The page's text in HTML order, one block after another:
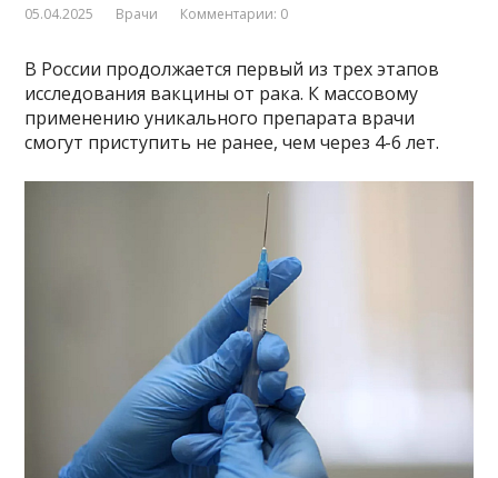
05.04.2025 Врачи Комментарии: 0
В России продолжается первый из трех этапов
исследования вакцины от рака. К массовому
применению уникального препарата врачи
смогут приступить не ранее, чем через 4-6 лет.